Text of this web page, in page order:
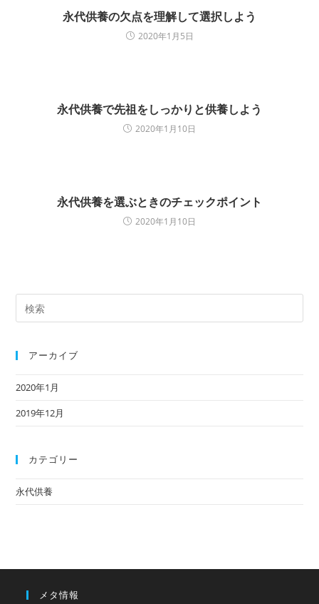
永代供養の欠点を理解して選択しよう
2020年1月5日
永代供養で先祖をしっかりと供養しよう
2020年1月10日
永代供養を選ぶときのチェックポイント
2020年1月10日
象:
アーカイブ
2020年1月
2019年12月
カテゴリー
永代供養
メタ情報